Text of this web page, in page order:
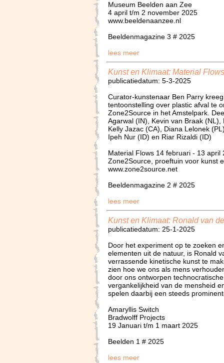
Museum Beelden aan Zee
4 april t/m 2 november 2025
www.beeldenaanzee.nl
Beeldenmagazine 3 # 2025
lees meer
Kunst en Klimaat: Material Flows
publicatiedatum: 5-3-2025
Curator-kunstenaar Ben Parry
tentoonstelling over plastic afval te
Zone2Source in het Amstelpark.
Agarwal (IN), Kevin van Braak
Kelly Jazac (CA), Diana Lelonek
Ipeh Nur (ID) en Riar Rizaldi (ID)
Material Flows 14 februari - 13 april
Zone2Source, proeftuin voor kunst
www.zone2source.net
Beeldenmagazine 2 # 2025
lees meer
Kunst en Klimaat: Ronald van
publicatiedatum: 25-1-2025
Door het experiment op te zoeken
elementen uit de natuur, is Ronald
verrassende kinetische kunst te
zien hoe we ons als mens
door ons ontworpen
vergankelijkheid van de mensheid
spelen daarbij een steeds
Amaryllis Switch
Bradwolff Projects
19 Januari t/m 1 maart 2025
Beelden 1 # 2025
lees meer